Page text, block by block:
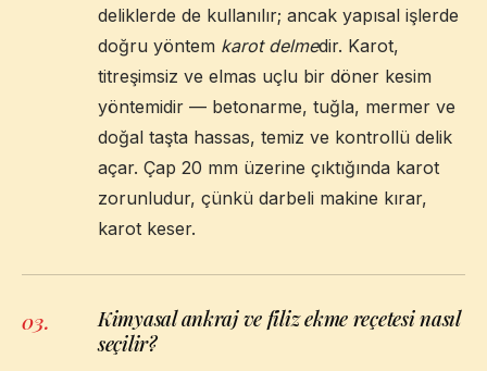
deliklerde de kullanılır; ancak yapısal işlerde
doğru yöntem karot delmedir. Karot,
titreşimsiz ve elmas uçlu bir döner kesim
yöntemidir — betonarme, tuğla, mermer ve
doğal taşta hassas, temiz ve kontrollü delik
açar. Çap 20 mm üzerine çıktığında karot
zorunludur, çünkü darbeli makine kırar,
karot keser.
03.
Kimyasal ankraj ve filiz ekme reçetesi nasıl
seçilir?